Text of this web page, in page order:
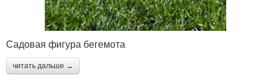
Садовая фигура бегемота
читать дальше →